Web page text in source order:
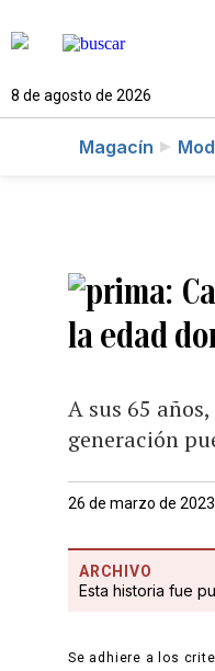
8 de agosto de 2026
Magacín
la edad
A sus 65
generación
26 de marzo de
ARCHIVO
Esta historia fue
Se adhiere a los